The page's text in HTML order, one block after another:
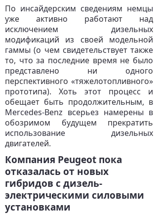
По инсайдерским сведениям немцы
уже активно работают над
исключением дизельных
модификаций из своей модельной
гаммы (о чем свидетельствует также
то, что за последние время не было
представлено ни одного
перспективного «тяжелотопливного»
прототипа). Хоть этот процесс и
обещает быть продолжительным, в
Mercedes-Benz всерьез намерены в
обозримом будущем прекратить
использование дизельных
двигателей.
Компания Peugeot пока
отказалась от новых
гибридов с дизель-
электрическими силовыми
установками